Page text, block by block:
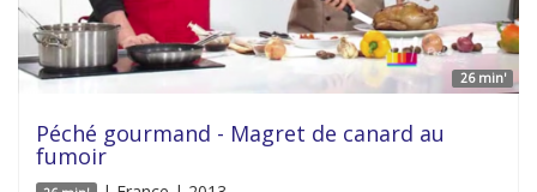
26 min'
Péché gourmand - Magret de canard au
fumoir